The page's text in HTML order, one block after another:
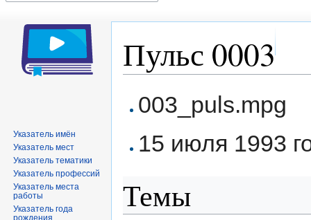
Пульс 0003
003_puls.mpg
15 июля 1993
Темы
Указатель имён
Указатель мест
Указатель тематики
Указатель профессий
Указатель места
работы
Указатель года
рождения